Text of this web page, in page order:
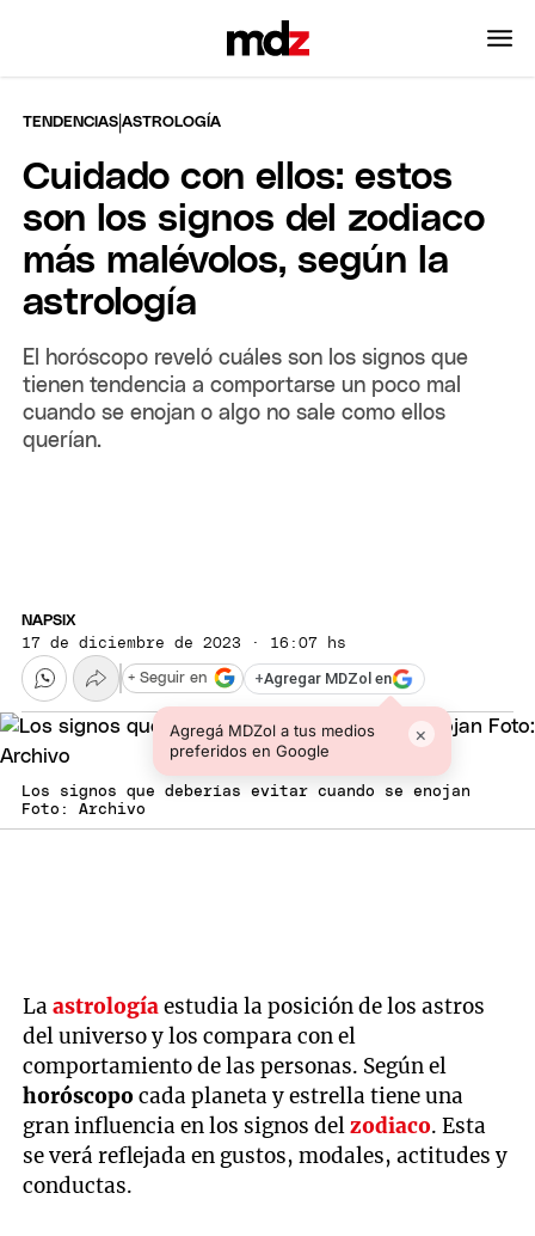
TENDENCIAS |ASTROLOGÍA
Cuidado con ellos: estos
son los signos del zodiaco
más malévolos, según la
astrología
El horóscopo reveló cuáles son los signos que
tienen tendencia a comportarse un poco mal
cuando se enojan o algo no sale como ellos
querían.
NAPSIX
17 de diciembre de 2023 · 16:07 hs
+Agregar MDZol en
Agregá MDZol a tus medios
preferidos en Google
×
+ Seguir en
Los signos que deberías evitar cuando se enojan
Foto: Archivo
Laastrologíaestudia la posición de los astros
del universo y los compara con el
comportamiento de las personas. Según el
horóscopocada planeta y estrella tiene una
gran influencia en los signos delzodiaco. Esta
se verá reflejada en gustos, modales, actitudes y
conductas.